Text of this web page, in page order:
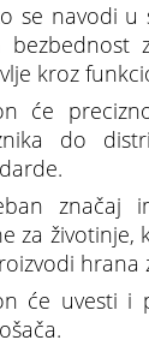
se navodi
kroz
će
do
značaj
za životinje,
hrana
će uvesti i